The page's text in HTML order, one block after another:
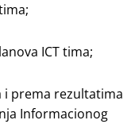
ICT tima;
i prema rezultatima
Informacionog